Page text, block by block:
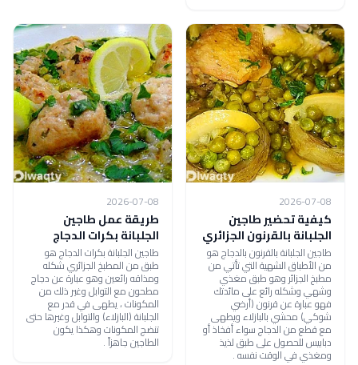
2026-07-08
كيفية تحضير طاجين
الجلبانة بالقرنون الجزائري
طاجين الجلبانة بالقرنون بالدجاج هو
من الأطباق الشهية التي تأتي من
مطبخ الجزائر وهو طبق مغذي
وشهي وشكله رائع على مائدتك
فهو عبارة عن قرنون (أرضي
شوكي) محشي بالبازلاء ويطهى
مع قطع من الدجاج سواء أفخاذ أو
دبابيس للحصول على طبق لذيذ
ومغذي في الوقت نفسه .
2026-07-08
طريقة عمل طاجين
الجلبانة بكرات الدجاج
طاجين الجلبانة بكرات الدجاج هو
طبق من المطبخ الجزائري شكله
ومذاقه رائعين وهو عبارة عن دجاج
مطحون مع التوابل وغير ذلك من
المكونات ، يطهى في قدر مع
الجلبانة (البازلاء) والتوابل وغيرها حتى
تنضج المكونات وهكذا يكون
الطاجين جاهزاً .